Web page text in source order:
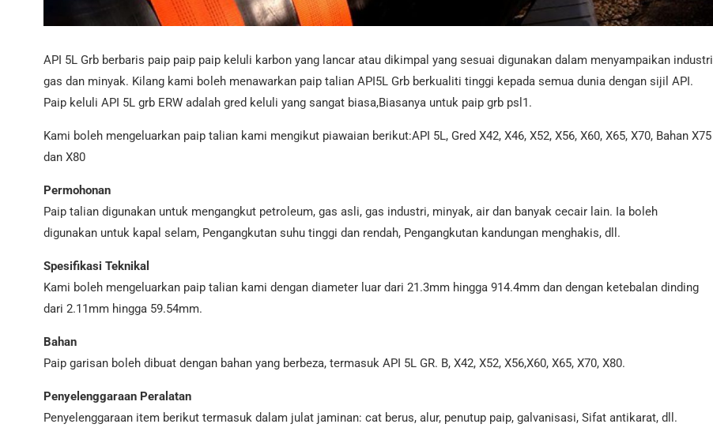
Paip Keluli A252
dikimpal
API 5L Grb berbaris paip paip paip keluli karbon yang lancar atau dikimpal yang sesuai digunakan dalam menyampaikan industri
gas dan minyak. Kilang kami boleh menawarkan paip talian API5L Grb berkualiti tinggi kepada semua dunia dengan sijil API.
Paip keluli API 5L grb ERW adalah gred keluli yang sangat biasa,Biasanya untuk paip grb psl1.
Kami boleh mengeluarkan paip talian kami mengikut piawaian berikut:API 5L, Gred X42, X46, X52, X56, X60, X65, X70, Bahan X75
dan X80
Permohonan
Paip talian digunakan untuk mengangkut petroleum, gas asli, gas industri, minyak, air dan banyak cecair lain. Ia boleh
digunakan untuk kapal selam, Pengangkutan suhu tinggi dan rendah, Pengangkutan kandungan menghakis, dll.
Spesifikasi Teknikal
Kami boleh mengeluarkan paip talian kami dengan diameter luar dari 21.3mm hingga 914.4mm dan dengan ketebalan dinding
dari 2.11mm hingga 59.54mm.
Bahan
Paip garisan boleh dibuat dengan bahan yang berbeza, termasuk API 5L GR. B, X42, X52, X56,X60, X65, X70, X80.
Penyelenggaraan Peralatan
Penyelenggaraan item berikut termasuk dalam julat jaminan: cat berus, alur, penutup paip, galvanisasi, Sifat antikarat, dll.